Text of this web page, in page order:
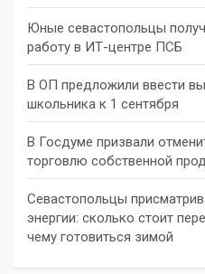
Юные севастопольцы
работу в ИТ-центре ПСБ
В ОП предложили ввести
школьника к 1 сентября
В Госдуме призвали
торговлю собственной
Севастопольцы
энергии: сколько стоит
чему готовиться зимой